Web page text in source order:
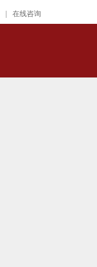
在线咨询